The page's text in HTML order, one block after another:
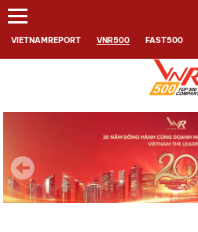
VIETNAMREPORT VNR500 FAST500